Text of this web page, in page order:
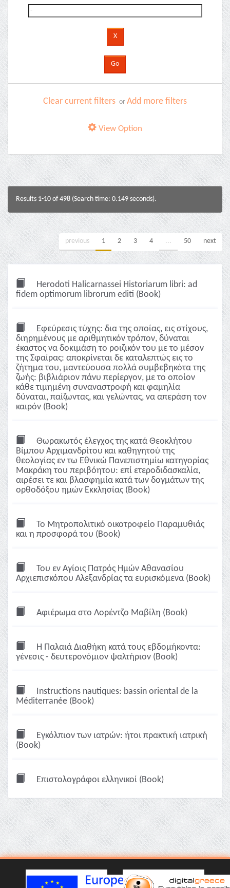
Clear current filters or Add more filters
View Option
Results 1-10 of 498 (Search time: 0.149 seconds).
previous 1 2 3 4 ... 50 next
Herodoti Halicarnassei Historiarum libri: ad
fidem optimorum librorum editi (Book)
Εφεύρεσις τύχης: δια της οποίας, εις στίχους,
διηρημένους με αριθμητικόν τρόπον, δύναται
έκαστος να δοκιμάση το ροιζικόν του με το μέσον
της Σφαίρας: αποκρίνεται δε καταλεπτώς εις το
ζήτημα του, μαντεύουσα πολλά συμβεβηκότα της
ζωής: βιβλιάριον πάνυ περίεργον, με το οποίον
κάθε τιμημένη συναναστροφή και φαμηλία
δύναται, παίζωντας, και γελώντας, να απεράση τον
καιρόν (Book)
Θωρακωτός έλεγχος της κατά Θεοκλήτου
Βίμπου Αρχιμανδρίτου και καθηγητού της
θεολογίας εν τω Εθνικώ Πανεπιστημίω κατηγορίας
Μακράκη του περιβόητου: επί ετεροδιδασκαλία,
αιρέσει τε και βλασφημία κατά των δογμάτων της
ορθοδόξου ημών Εκκλησίας (Book)
Το Μητροπολιτικό οικοτροφείο Παραμυθιάς
και η προσφορά του (Book)
Του εν Αγίοις Πατρός Ημών Αθανασίου
Αρχιεπισκόπου Αλεξανδρίας τα ευρισκόμενα (Book)
Αφιέρωμα στο Λορέντζο Μαβίλη (Book)
Η Παλαιά Διαθήκη κατά τους εβδομήκοντα:
γένεσις - δευτερονόμιον ψαλτήριον (Book)
Instructions nautiques: bassin oriental de la
Méditerranée (Book)
Εγκόλπιον των ιατρών: ήτοι πρακτική ιατρική
(Book)
Επιστολογράφοι ελληνικοί (Book)